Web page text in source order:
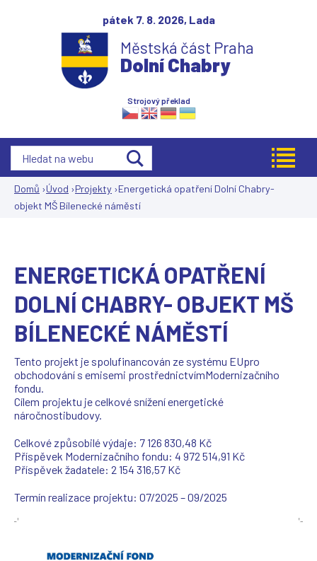
pátek 7. 8. 2026, Lada
Městská část Praha
Dolní Chabry
Strojový překlad
Jste
Domů ›Úvod ›Projekty ›Energetická opatření Dolní Chabry-
objekt MŠ Bílenecké náměstí
ENERGETICKÁ OPATŘENÍ
DOLNÍ CHABRY- OBJEKT MŠ
BÍLENECKÉ NÁMĚSTÍ
Tento projekt je spolufinancován ze systému EUpro
obchodování s emisemi prostřednictvímModernizačního
fondu.
Cílem projektu je celkové snížení energetické
náročnostibudovy.
Celkové způsobilé výdaje: 7 126 830,48 Kč
Příspěvek Modernizačního fondu: 4 972 514,91 Kč
Příspěvek žadatele: 2 154 316,57 Kč
Termín realizace projektu: 07/2025 – 09/2025